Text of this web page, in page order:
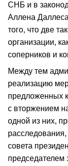
СНБ и в
Аллена
того, что две
организации,
соперников и
Между тем
реализацию
предложенных
с вторжением
одной из них,
совета
председателем